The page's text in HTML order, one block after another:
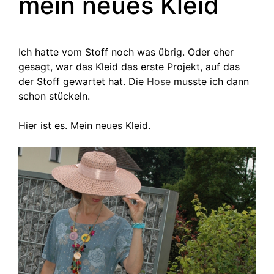
Ich hatte vom Stoff noch was übrig. Oder eher
gesagt, war das Kleid das erste Projekt, auf das
der Stoff gewartet hat. Die Hose musste ich dann
schon stückeln.
Hier ist es. Mein neues Kleid.